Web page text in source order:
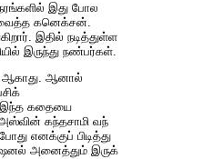
இது போல
வைத்த கனெக்சன்.
இதில் நடித்​துள்ள
இருந்து நண்​பர்​கள்.
ஆகாது. ஆனால்
இந்த கதையை
கந்​த​சாமி வந்​
எனக்​குப் பிடித்து
அனைத்​தும் இருக்​